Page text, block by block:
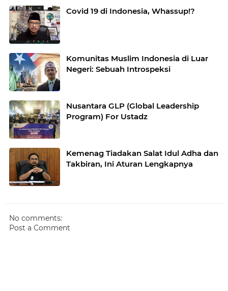
Covid 19 di Indonesia, Whassup!?
Komunitas Muslim Indonesia di Luar
Negeri: Sebuah Introspeksi
Nusantara GLP (Global Leadership
Program) For Ustadz
Kemenag Tiadakan Salat Idul Adha dan
Takbiran, Ini Aturan Lengkapnya
No comments:
Post a Comment